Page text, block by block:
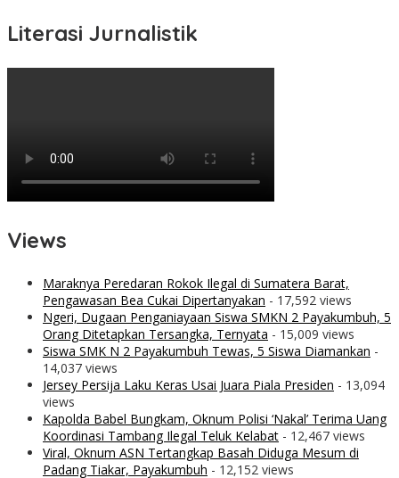
Literasi Jurnalistik
Views
Maraknya Peredaran Rokok Ilegal di Sumatera Barat,
Pengawasan Bea Cukai Dipertanyakan - 17,592 views
Ngeri, Dugaan Penganiayaan Siswa SMKN 2 Payakumbuh, 5
Orang Ditetapkan Tersangka, Ternyata - 15,009 views
Siswa SMK N 2 Payakumbuh Tewas, 5 Siswa Diamankan -
14,037 views
Jersey Persija Laku Keras Usai Juara Piala Presiden - 13,094
views
Kapolda Babel Bungkam, Oknum Polisi ‘Nakal’ Terima Uang
Koordinasi Tambang Ilegal Teluk Kelabat - 12,467 views
Viral, Oknum ASN Tertangkap Basah Diduga Mesum di
Padang Tiakar, Payakumbuh - 12,152 views